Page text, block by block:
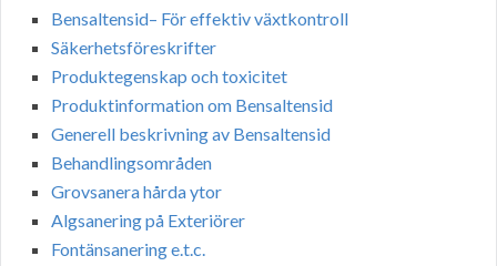
Bensaltensid– För effektiv växtkontroll
Säkerhetsföreskrifter
Produktegenskap och toxicitet
Produktinformation om Bensaltensid
Generell beskrivning av Bensaltensid
Behandlingsområden
Grovsanera hårda ytor
Algsanering på Exteriörer
Fontänsanering e.t.c.